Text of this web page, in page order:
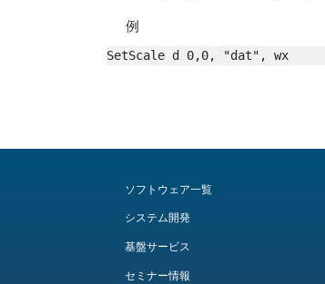
例
SetScale d 0,0, "dat", wx
ソフトウェア一覧
システム開発
基盤サービス
セミナー情報